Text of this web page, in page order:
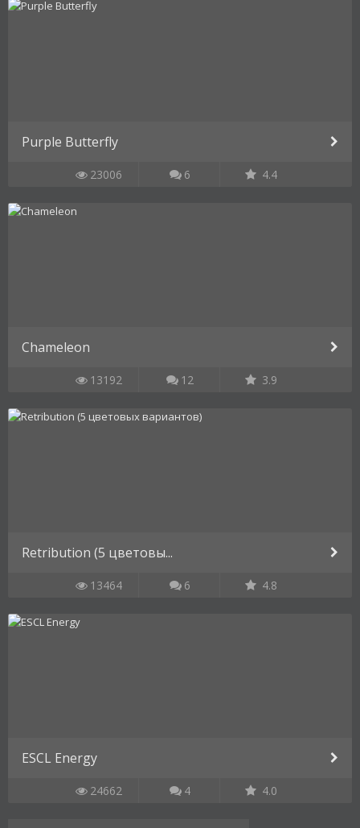
Purple Butterfly
23006 6 4.4
Chameleon
13192 12 3.9
Retribution (5 цветовы...
13464 6 4.8
ESCL Energy
24662 4 4.0